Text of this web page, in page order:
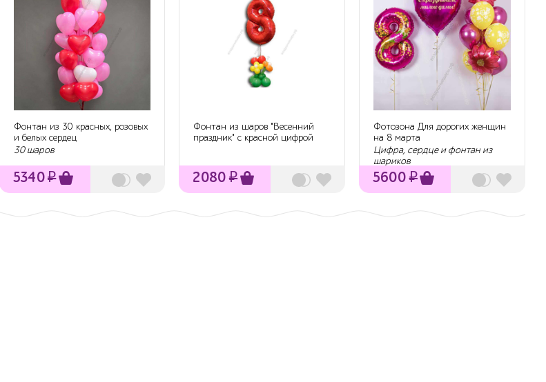
Фонтан из 30 красных, розовых
и белых сердец
30 шаров
5340₽
Фонтан из шаров "Весенний
праздник" с красной цифрой
2080₽
Фотозона Для дорогих женщин
на 8 марта
Цифра, сердце и фонтан из
шариков
5600₽